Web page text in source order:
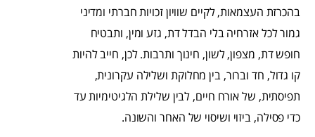
בהכרזת העצמאות, לקיים שוויון זכויות חברתי ומדיני
גמור לכל אזרחיה בלי הבדל דת, גזע ומין, ותבטיח
חופש דת, מצפון, לשון, חינוך ותרבות. לכן, חייב להיות
קו גדול, חד וברור, בין מחלוקת ושלילה עקרונית,
תפיסתית, של אורח חיים, לבין שלילת הלגיטימיות עד
כדי פסילה, ביזוי ושיסוי של האחר והשונה.